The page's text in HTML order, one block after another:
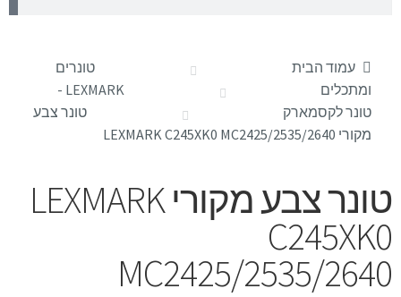
עמוד הבית
טונרים
ומתכלים
LEXMARK -
טונר לקסמארק
טונר צבע
מקורי LEXMARK C245XK0 MC2425/2535/2640
טונר צבע מקורי LEXMARK
C245XK0
MC2425/2535/2640